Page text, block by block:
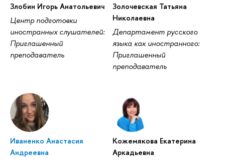
Злобин Игорь Анатольевич
Центр подготовки
иностранных слушателей:
Приглашенный
преподаватель
Золочевская Татьяна
Николаевна
Департамент русского
языка как иностранного:
Приглашенный
преподаватель
Иваненко Анастасия
Андреевна
Кожемякова Екатерина
Аркадьевна